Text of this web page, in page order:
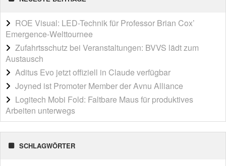
ROE Visual: LED-Technik für Professor Brian Cox’
Emergence-Welttournee
Zufahrtsschutz bei Veranstaltungen: BVVS lädt zum
Austausch
Aditus Evo jetzt offiziell in Claude verfügbar
Joyned ist Promoter Member der Avnu Alliance
Logitech Mobi Fold: Faltbare Maus für produktives
Arbeiten unterwegs
SCHLAGWÖRTER